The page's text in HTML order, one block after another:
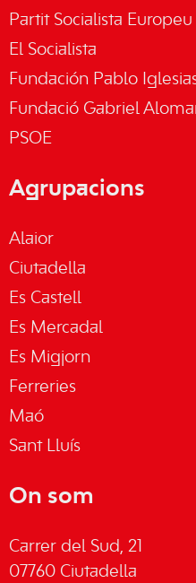
Partit Socialista Europeu
El Socialista
Fundación Pablo
Fundació Gabriel
PSOE
Agrupacions
Alaior
Ciutadella
Es Castell
Es Mercadal
Es Migjorn
Ferreries
Maó
Sant Lluís
On som
Carrer del Sud, 21
07760 Ciutadella